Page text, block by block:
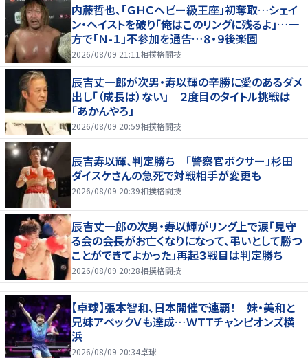
内藤哲也、「ＧＨＣヘビー級王座」初奪取…シェイ
ン・ヘイストを破り「俺はこのリングに残るよ」…一
方で「Ｎ-１」不参加を通告…８・９後楽園
2026/08/09 21:11 相撲格闘技
辰吉丈一郎が次男・寿以輝の辛勝に愛のあるダメ
出し「（成長は）ない」 ２度目のタイトル挑戦は
「あかんやろ」
2026/08/09 20:59相撲格闘技
辰吉寿以輝、判定勝ち 「警察官ボクサー」杉田
ダイスケさんの急死で対戦相手が変更も
2026/08/09 20:39相撲格闘技
辰吉丈一郎の次男・寿以輝がリング上で涙「見守
る会の会長がお亡くなりになって、弔いとして勝つ
ことができてよかった」再起３戦目は判定勝ち
2026/08/09 20:28相撲格闘技
【卓球】張本智和、日本開催で連覇！ 妹・美和と
兄妹アベックＶも達成…ＷＴＴチャンピオンズ横
浜
2026/08/09 20:34卓球